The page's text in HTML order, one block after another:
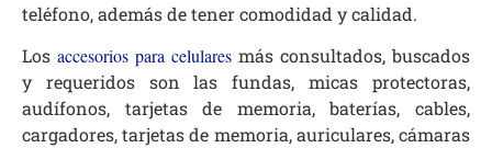
teléfono, además de tener comodidad y calidad.
Los accesorios para celulares más consultados, buscados
y requeridos son las fundas, micas protectoras,
audífonos, tarjetas de memoria, baterías, cables,
cargadores, tarjetas de memoria, auriculares, cámaras